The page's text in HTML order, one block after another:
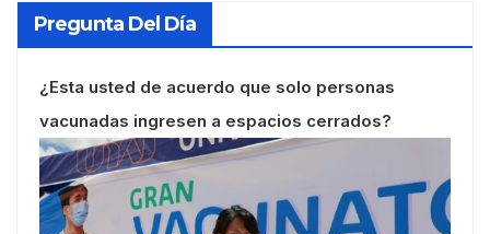
Pregunta Del Día
¿Esta usted de acuerdo que solo personas
vacunadas ingresen a espacios cerrados?